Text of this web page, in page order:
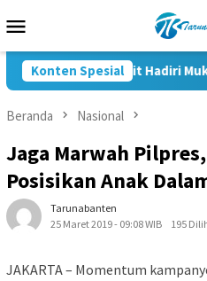
ke
Mobile
Konten Spesial
Listyo Sigit Hadiri
Beranda Nasional
Jaga Marwah
Posisikan Anak
Tarunabanten
25 Maret 2019 - 09:08 WIB
195
JAKARTA – Momentum